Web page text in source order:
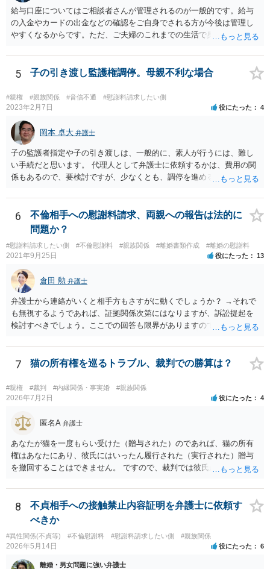
給与口座についてはご相談者さんが管理されるのが一般的です。給与
の入金やカードの出金などの確認をご自身でされる方が今後は管理し
やすくなるからです。ただ、ご夫婦のこれまでの生活で奥様が管理さ
しても構わないとは思います。 隠し財産といっても、収入は給与だけ
で隠しようがないでしょうし、今わかっていない財産がないのであれ
ば別居後に新たな財産ができてもお互いに分与を主張できないことに
はなりますので杞憂ということになろうかと思います。 婚姻費用を渡
さないというおそれを奥様が抱くのはやむない面もあるとは思います
が、ここは信じていただくしかないですし、婚姻費用の金額の合意が
できるかどうかの方が重要だと思います（合意できなれば納得した金
額をもらえないという意味では、奥様の不満は残るからです）。 特別
経費という問題はあるのですが、一般には、収入から婚姻費用は定め
られ、全ての生活費が入っていると見ます。奥様の利益のために支払
っている費用については、婚姻費用から引くことも相当だと思いま
5 子の引き渡し監護権調停。母親不利な場合
#親権 #親族関係 #音信不通 #慰謝料請求したい側
2023年2月7日 役にたった 4
岡本 卓大 弁護士
子の監護者指定や子の引き渡しは、一般的に、素人が行うには、難し
い手続だと思います。 代理人として弁護士に依頼するかは、費用の関
係もあるので、要検討ですが、少なくとも、調停を進める上で、弁護
で、弁護士に依頼しづらいということであれば、法テラスの法律扶助
制度を利用できることもあるので、その点も弁護士に相談してみてく
ださい。
6
不倫相手への慰謝料請求、両親への報告は法的に
問題か？
#慰謝料請求したい側 #不倫慰謝料 #親族関係 #離婚書類作成 #離婚の慰謝料
2021年9月25日 役にたった 13
倉田 勲 弁護士
弁護士から連絡がいくと相手方もさすがに動くでしょうか？ →それで
も無視するようであれば、証拠関係次第にはなりますが、訴訟提起を
検討すべきでしょう。ここでの回答も限界がありますので、とりあえ
7 猫の所有権を巡るトラブル、裁判での勝算は？
#親権 #裁判 #内縁関係・事実婚 #親族関係
2026年7月2日 役にたった 4
匿名A 弁護士
あなたが猫を一度もらい受けた（贈与された）のであれば、猫の所有
権はあなたにあり、彼氏にはいったん履行された（実行された）贈与
を撤回することはできません。 ですので、裁判では彼氏が勝つことは
の事情からははっきりしませんので、早めに弁護士に面談相談する方
がいいでしょう。 場合によっては弁護士名で通知等出してもらうほう
がいいかもしれません。
8
不貞相手への接触禁止内容証明を弁護士に依頼す
べきか
#異性関係(不貞等) #不倫慰謝料 #慰謝料請求したい側 #親族関係
2026年5月14日 役にたった 6
離婚・男女問題に強い弁護士